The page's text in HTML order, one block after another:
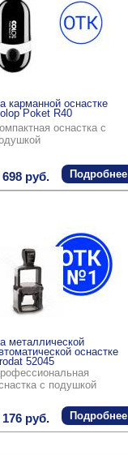
карманной оснастке
Poket R40
оснастка с
698 руб. Подробнее
металлической
оснастке
52045
с подушкой
176 руб. Подробнее